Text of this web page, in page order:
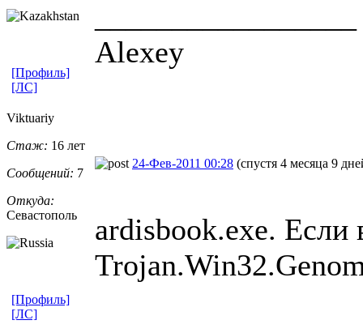
Alexey
[Профиль]
[ЛС]
Viktuariy
Стаж: 16 лет
Сообщений: 7
Откуда:
Севастополь
24-Фев-2011 00:28 (спустя 4 месяца 9
ardisbook.exe. Если
[Профиль]
[ЛС]